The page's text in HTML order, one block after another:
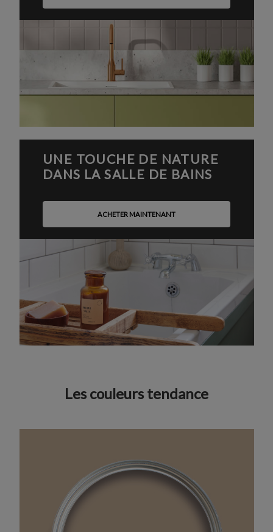
UNE TOUCHE DE NATURE
DANS LA SALLE DE BAINS
ACHETER MAINTENANT
Les couleurs tendance